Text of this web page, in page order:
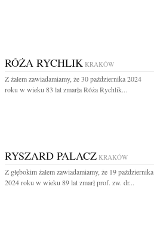
RÓŻA RYCHLIK KRAKÓW
Z żalem zawiadamiamy, że 30 października 2024
roku w wieku 83 lat zmarła Róża Rychlik...
RYSZARD PALACZ KRAKÓW
Z głębokim żalem zawiadamiamy, że 19 października
2024 roku w wieku 89 lat zmarł prof. zw. dr...